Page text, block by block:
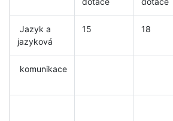
Jazyk a
jazyková
15 18
komunikace